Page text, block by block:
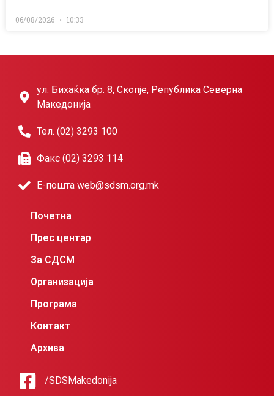
06/08/2026 10:33
ул. Бихаќка бр. 8, Скопје, Република Северна
Македонија
Тел. (02) 3293 100
Факс (02) 3293 114
Е-пошта web@sdsm.org.mk
Почетна
Прес центар
За СДСМ
Организација
Програма
Контакт
Архива
/SDSMakedonija